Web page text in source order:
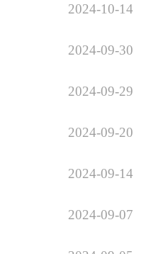
2024-10-14
2024-09-30
2024-09-29
2024-09-20
2024-09-14
2024-09-07